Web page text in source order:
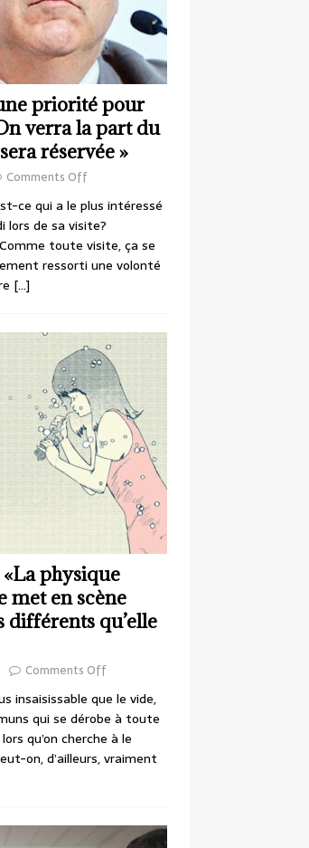
priorité pour
verra la part du
réservée »
Comments Off
ce qui a le plus intéressé
lors de sa visite?
toute visite, ça se
ressorti une volonté
[…]
physique
met en scène
différents qu’elle
Comments Off
insaisissable que le vide,
qui se dérobe à toute
qu’on cherche à le
on, d’ailleurs, vraiment